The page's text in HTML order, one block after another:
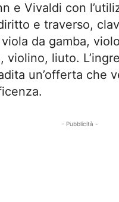
e Vivaldi con
e traverso,
da gamba,
violino, liuto.
un’offerta che
- Pubblicità -